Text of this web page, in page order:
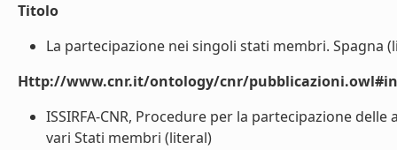
Titolo
La partecipazione nei singoli stati membri. Spagna
Http://www.cnr.it/ontology/cnr/
ISSIRFA-CNR, Procedure per la partecipazione
vari Stati membri (literal)